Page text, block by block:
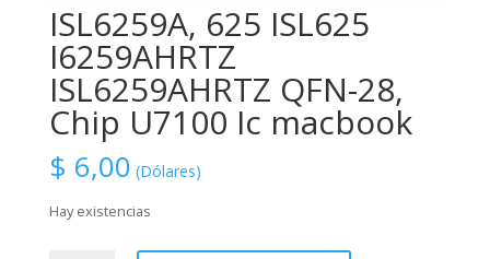
ISL6259A, 625 ISL625
I6259AHRTZ
ISL6259AHRTZ QFN-28,
Chip U7100 Ic macbook
$ 6,00 (Dólares)
Hay existencias